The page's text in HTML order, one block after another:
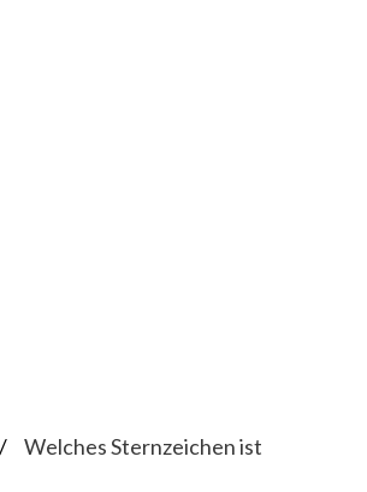
Welches Sternzeichen ist